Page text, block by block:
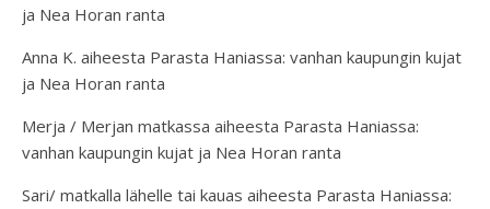
ja Nea Horan ranta
Anna K. aiheesta Parasta Haniassa: vanhan kaupungin kujat
ja Nea Horan ranta
Merja / Merjan matkassa aiheesta Parasta Haniassa:
vanhan kaupungin kujat ja Nea Horan ranta
Sari/ matkalla lähelle tai kauas aiheesta Parasta Haniassa: